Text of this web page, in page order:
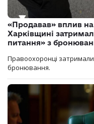
«Продавав» вплив
Харківщині
питання» з
Правоохоронці
бронювання.